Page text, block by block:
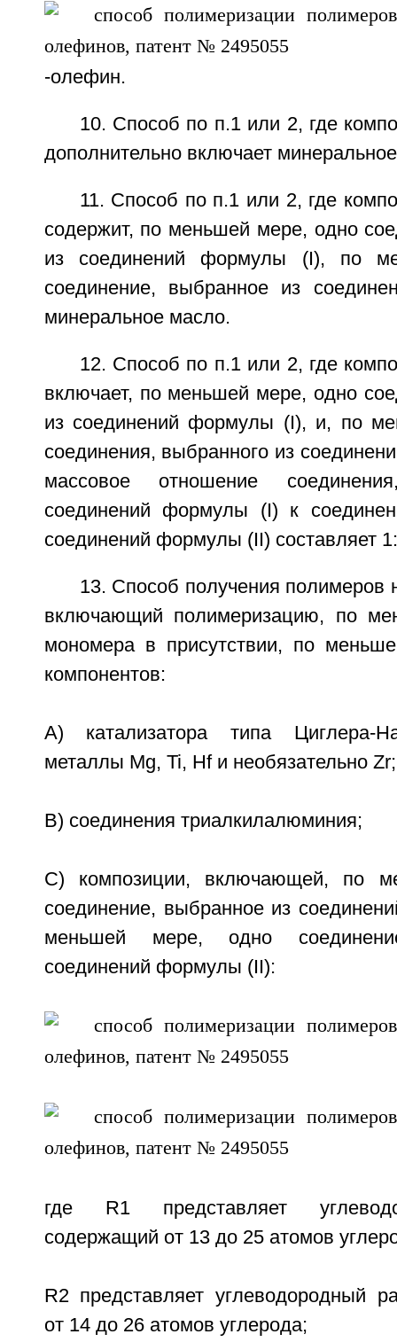
-олефин.
10. Способ по п.1 или 2, где
дополнительно включает
11. Способ по п.1 или 2, где
содержит, по меньшей мере, одно
из соединений формулы (I), по
соединение, выбранное из
минеральное масло.
12. Способ по п.1 или 2, где
включает, по меньшей мере, одно
из соединений формулы (I), и, по
соединения, выбранного из
массовое отношение
соединений формулы (I) к
соединений формулы (II) составляет
13. Способ получения полимеров
включающий полимеризацию, по
мономера в присутствии, по
компонентов:
A) катализатора типа Циглера-
металлы Mg, Ti, Hf и необязательно Zr;
B) соединения триалкилалюминия;
C) композиции, включающей, по
соединение, выбранное из
меньшей мере, одно
соединений формулы (II):
где R1 представляет
содержащий от 13 до 25 атомов
R2 представляет углеводородный
от 14 до 26 атомов углерода;